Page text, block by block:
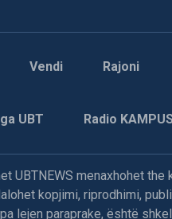
Vendi Rajoni
UBT Radio
UBTNEWS menaxhohet
kopjimi, riprodhimi,
lejen paraprake, është